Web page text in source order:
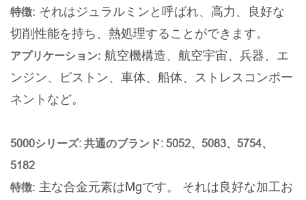
特徴: それはジュラルミンと呼ばれ、高力、良好な
切削性能を持ち、熱処理することができます。
アプリケーション: 航空機構造、航空宇宙、兵器、エ
ンジン、ピストン、車体、船体、ストレスコンポー
ネントなど。
5000シリーズ: 共通のブランド: 5052、5083、5754、
5182
特徴: 主な合金元素はMgです。 それは良好な加工お